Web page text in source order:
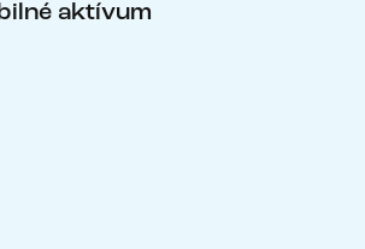
aktívum